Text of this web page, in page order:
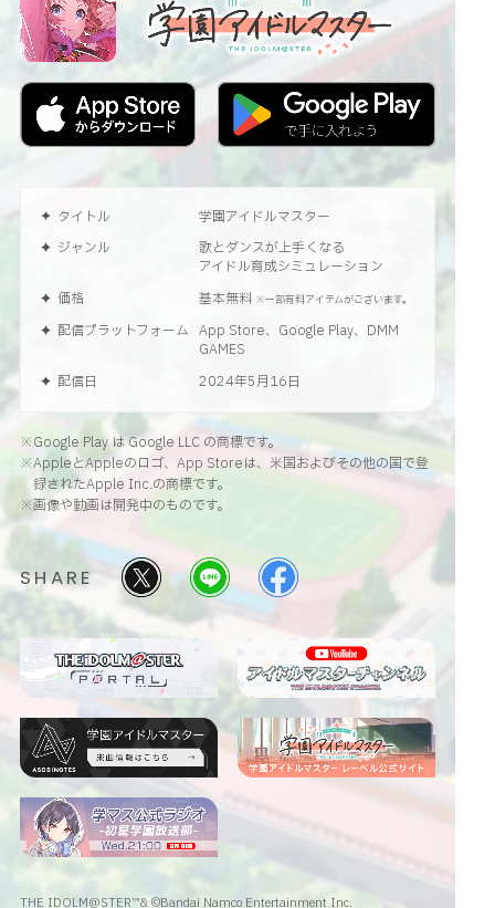
タイトル
学園アイドルマスター
ジャンル
歌とダンスが上手くなる
アイドル育成シミュレーション
価格
基本無料 ※一部有料アイテムがございます。
配信プラットフォーム App Store、Google Play、DMM
GAMES
配信日
2024年5月16日
※Google Play は Google LLC の商標です。
※AppleとAppleのロゴ、App Storeは、米国およびその他の国で登
録されたApple Inc.の商標です。
※画像や動画は開発中のものです。
SHARE
THE IDOLM@STER™& ©Bandai Namco Entertainment Inc.